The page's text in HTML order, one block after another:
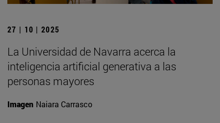
27 | 10 | 2025
La Universidad de Navarra acerca la
inteligencia artificial generativa a las
personas mayores
Imagen Naiara Carrasco